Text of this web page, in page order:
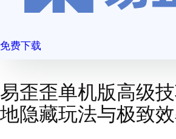
免费下载
易歪歪单机版高级
地隐藏玩法与极致